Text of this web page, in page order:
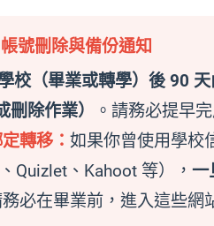
號刪除與備份通知
校（畢業或轉學）後 90
除作業）
。請務必提早
定轉移：如果你曾使用學校
Quizlet、Kahoot 等），一
必在畢業前，進入這些網